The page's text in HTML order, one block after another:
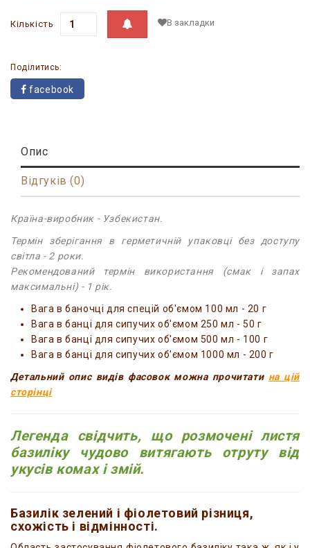
Кількість В закладки
Поділитись:
facebook
Опис
Відгуків (0)
Країна-виробник - Узбекистан.
Термін зберігання в герметичній упаковці без доступу
світла - 2 роки.
Рекомендований термін використання (смак і запах
максимальні) - 1 рік.
Вага в баночці для спецій об'ємом 100 мл - 20 г
Вага в банці для сипучих об'ємом 250 мл - 50 г
Вага в банці для сипучих об'ємом 500 мл - 100 г
Вага в банці для сипучих об'ємом 1000 мл - 200 г
Детальний опис видів фасовок можна прочитати на цій
сторінці
Легенда свідчить, що розмочені листя
базиліку чудово витягають отруту від
укусів комах і змій.
Базилік зелений і фіолетовий різниця,
схожість і відмінності.